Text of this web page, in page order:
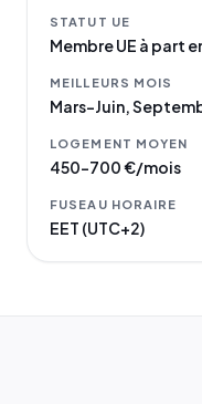
STATUT UE
Membre UE à part
MEILLEURS MOIS
Mars–Juin,
LOGEMENT MOYEN
450–700 €/mois
FUSEAU HORAIRE
EET (UTC+2)